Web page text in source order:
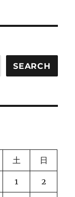
SEARCH
土 日
1 2